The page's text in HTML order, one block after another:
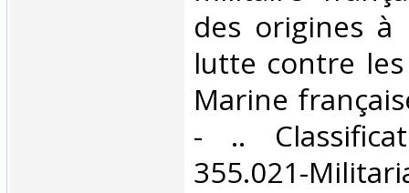
des origines
lutte contre
Marine
- ..
355.021-